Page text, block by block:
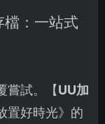
檔：一站式
嘗試。【UU加
置好時光》的